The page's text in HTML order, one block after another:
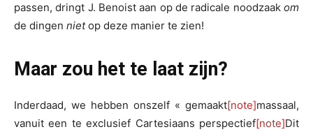
passen, dringt J. Benoist aan op de radicale noodzaak om
de dingen nietop deze manier te zien!
Maar zou het te laat zijn?
Inderdaad, we hebben onszelf « gemaakt[note]massaal,
vanuit een te exclusief Cartesiaans perspectief[note]Dit